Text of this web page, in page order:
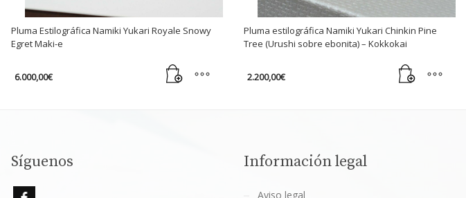
Pluma Estilográfica Namiki Yukari Royale Snowy
Egret Maki-e
6.000,00€
Pluma estilográfica Namiki Yukari Chinkin Pine
Tree (Urushi sobre ebonita) – Kokkokai
2.200,00€
Síguenos Información legal
Aviso legal